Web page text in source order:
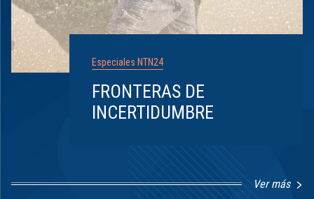
Especiales NTN24
FRONTERAS DE
INCERTIDUMBRE
Ver más